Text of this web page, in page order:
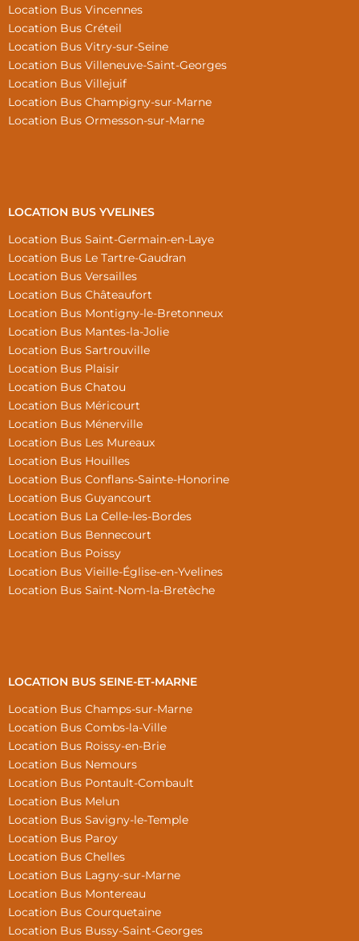
Location Bus Vincennes
Location Bus Créteil
Location Bus Vitry-sur-Seine
Location Bus Villeneuve-Saint-Georges
Location Bus Villejuif
Location Bus Champigny-sur-Marne
Location Bus Ormesson-sur-Marne
LOCATION BUS YVELINES
Location Bus Saint-Germain-en-Laye
Location Bus Le Tartre-Gaudran
Location Bus Versailles
Location Bus Châteaufort
Location Bus Montigny-le-Bretonneux
Location Bus Mantes-la-Jolie
Location Bus Sartrouville
Location Bus Plaisir
Location Bus Chatou
Location Bus Méricourt
Location Bus Ménerville
Location Bus Les Mureaux
Location Bus Houilles
Location Bus Conflans-Sainte-Honorine
Location Bus Guyancourt
Location Bus La Celle-les-Bordes
Location Bus Bennecourt
Location Bus Poissy
Location Bus Vieille-Église-en-Yvelines
Location Bus Saint-Nom-la-Bretèche
LOCATION BUS SEINE-ET-MARNE
Location Bus Champs-sur-Marne
Location Bus Combs-la-Ville
Location Bus Roissy-en-Brie
Location Bus Nemours
Location Bus Pontault-Combault
Location Bus Melun
Location Bus Savigny-le-Temple
Location Bus Paroy
Location Bus Chelles
Location Bus Lagny-sur-Marne
Location Bus Montereau
Location Bus Courquetaine
Location Bus Bussy-Saint-Georges